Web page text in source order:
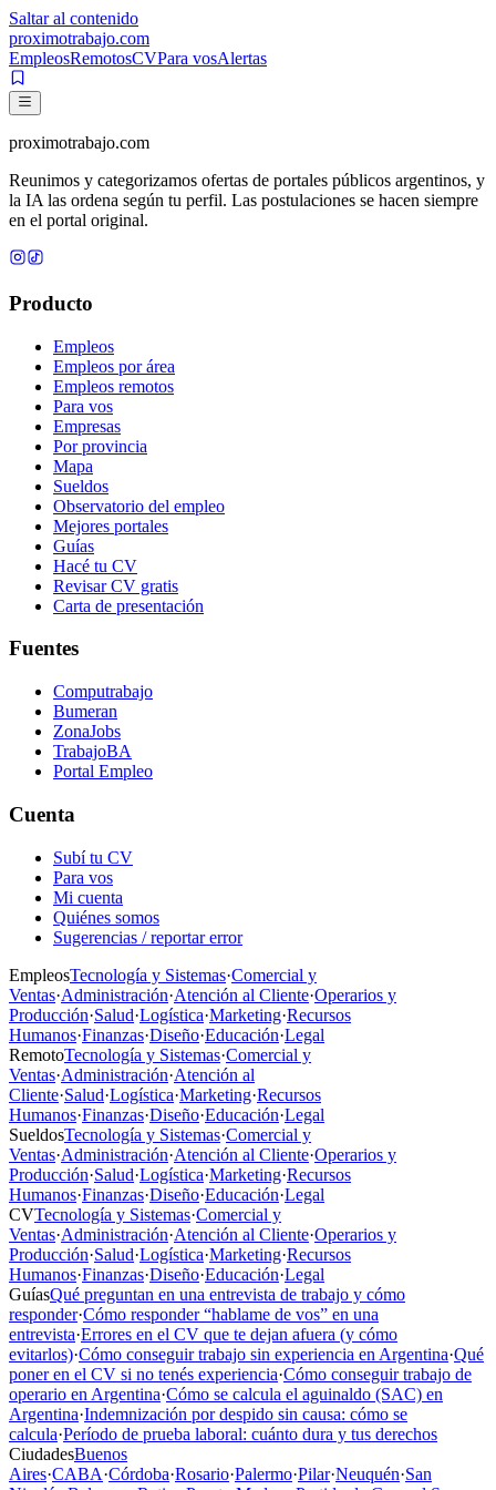
Saltar al contenido
proximotrabajo.com
EmpleosRemotosCVPara vosAlertas
proximotrabajo.com
Reunimos y categorizamos ofertas de portales públicos argentinos, y
la IA las ordena según tu perfil. Las postulaciones se hacen siempre
en el portal original.
Producto
Empleos
Empleos por área
Empleos remotos
Para vos
Empresas
Por provincia
Mapa
Sueldos
Observatorio del empleo
Mejores portales
Guías
Hacé tu CV
Revisar CV gratis
Carta de presentación
Fuentes
Computrabajo
Bumeran
ZonaJobs
TrabajoBA
Portal Empleo
Cuenta
Subí tu CV
Para vos
Mi cuenta
Quiénes somos
Sugerencias / reportar error
EmpleosTecnología y Sistemas·Comercial y
Ventas·Administración·Atención al Cliente·Operarios y
Producción·Salud·Logística·Marketing·Recursos
Humanos·Finanzas·Diseño·Educación·Legal
RemotoTecnología y Sistemas·Comercial y
Ventas·Administración·Atención al
Cliente·Salud·Logística·Marketing·Recursos
Humanos·Finanzas·Diseño·Educación·Legal
SueldosTecnología y Sistemas·Comercial y
Ventas·Administración·Atención al Cliente·Operarios y
Producción·Salud·Logística·Marketing·Recursos
Humanos·Finanzas·Diseño·Educación·Legal
CVTecnología y Sistemas·Comercial y
Ventas·Administración·Atención al Cliente·Operarios y
Producción·Salud·Logística·Marketing·Recursos
Humanos·Finanzas·Diseño·Educación·Legal
GuíasQué preguntan en una entrevista de trabajo y cómo
responder·Cómo responder “hablame de vos” en una
entrevista·Errores en el CV que te dejan afuera (y cómo
evitarlos)·Cómo conseguir trabajo sin experiencia en Argentina·Qué
poner en el CV si no tenés experiencia·Cómo conseguir trabajo de
operario en Argentina·Cómo se calcula el aguinaldo (SAC) en
Argentina·Indemnización por despido sin causa: cómo se
calcula·Período de prueba laboral: cuánto dura y tus derechos
CiudadesBuenos
Aires·CABA·Córdoba·Rosario·Palermo·Pilar·Neuquén·San